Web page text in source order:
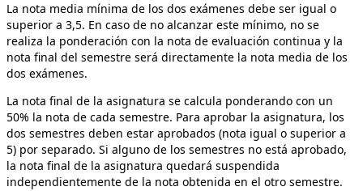
La nota media mínima de los dos exámenes debe ser igual o
superior a 3,5. En caso de no alcanzar este mínimo, no se
realiza la ponderación con la nota de evaluación continua y la
nota final del semestre será directamente la nota media de los
dos exámenes.
La nota final de la asignatura se calcula ponderando con un
50% la nota de cada semestre. Para aprobar la asignatura, los
dos semestres deben estar aprobados (nota igual o superior a
5) por separado. Si alguno de los semestres no está aprobado,
la nota final de la asignatura quedará suspendida
independientemente de la nota obtenida en el otro semestre.